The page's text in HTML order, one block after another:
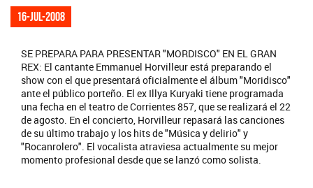
16-jul-2008
SE PREPARA PARA PRESENTAR "MORDISCO" EN EL GRAN
REX: El cantante Emmanuel Horvilleur está preparando el
show con el que presentará oficialmente el álbum "Moridisco"
ante el público porteño. El ex Illya Kuryaki tiene programada
una fecha en el teatro de Corrientes 857, que se realizará el 22
de agosto. En el concierto, Horvilleur repasará las canciones
de su último trabajo y los hits de "Música y delirio" y
"Rocanrolero". El vocalista atraviesa actualmente su mejor
momento profesional desde que se lanzó como solista.